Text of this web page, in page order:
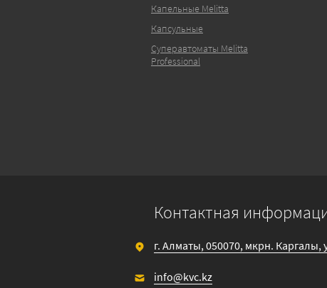
Капельные Melitta
Капсульные
Суперавтоматы Melitta
Professional
Контактная
г. Алматы, 050070, мкрн.
info@kvc.kz